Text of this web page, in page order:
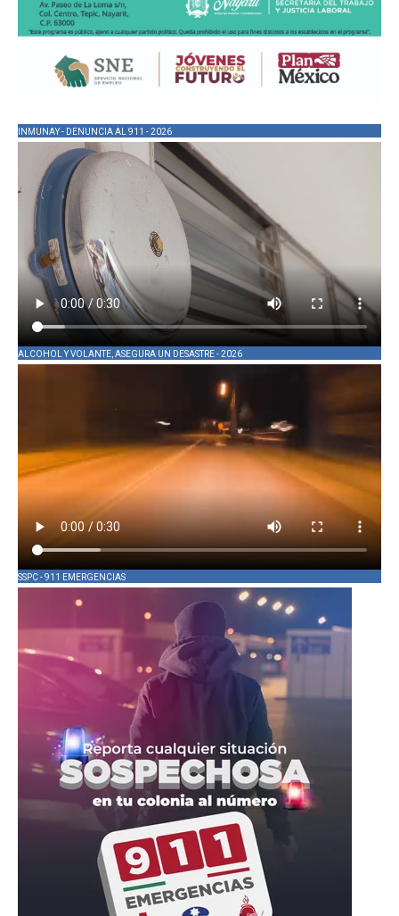
INMUNAY - DENUNCIA AL 911 - 2026
ALCOHOL Y VOLANTE, ASEGURA UN DESASTRE - 2026
SSPC - 911 EMERGENCIAS